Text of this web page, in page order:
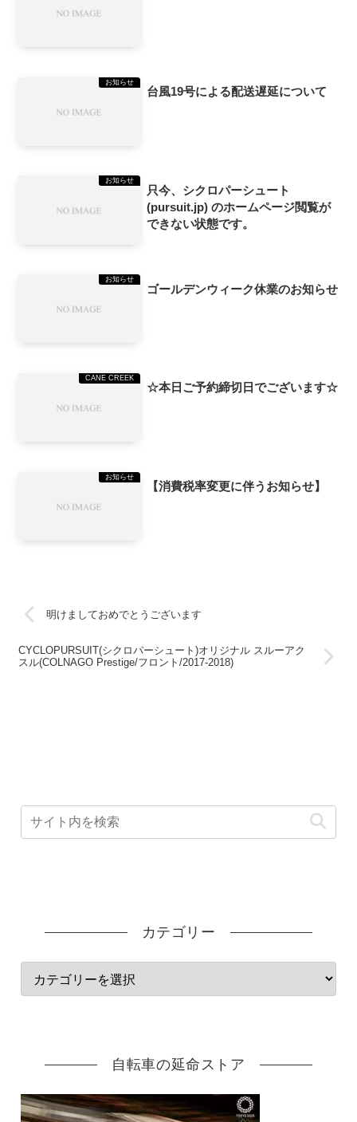
お知らせ
台風19号による配送遅延について
お知らせ
只今、シクロパーシュート
(pursuit.jp) のホームページ閲覧が
できない状態です。
お知らせ
ゴールデンウィーク休業のお知らせ
CANE CREEK
☆本日ご予約締切日でございます☆
お知らせ
【消費税率変更に伴うお知らせ】
明けましておめでとうございます
CYCLOPURSUIT(シクロパーシュート)オリジナル スルーアク
スル(COLNAGO Prestige/フロント/2017-2018)
カテゴリー
自転車の延命ストア